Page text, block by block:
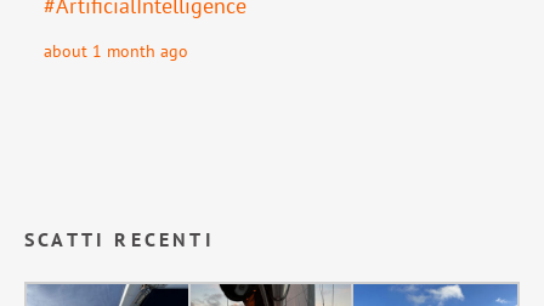
#ArtificialIntelligence
about 1 month ago
SCATTI RECENTI